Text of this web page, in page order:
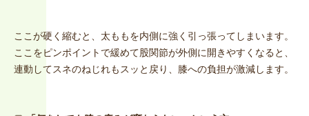
ここが硬く縮むと、太ももを内側に強く引っ張ってしまいます。
ここをピンポイントで緩めて股関節が外側に開きやすくなると、
連動してスネのねじれもスッと戻り、膝への負担が激減します。